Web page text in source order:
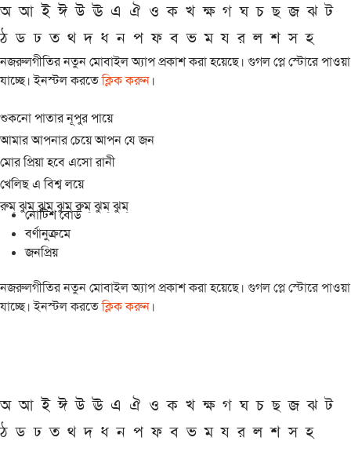
অ আ ই ঈ উ ঊ এ ঐ ও ক খ ক্ষ গ ঘ চ ছ জ ঝ ট
ঠ ড ঢ ত থ দ ধ ন প ফ ব ভ ম য র ল শ স হ
নজরুলগীতির নতুন মোবাইল অ্যাপ প্রকাশ করা হয়েছে। গুগল প্লে স্টোরে পাওয়া
যাচ্ছে। ইনস্টল করতেক্লিক করুন।
শুকনো পাতার নূপুর পায়ে
আমার আপনার চেয়ে আপন যে জন
মোর প্রিয়া হবে এসো রানী
খেলিছ এ বিশ্ব লয়ে
রুম্ ঝুম্ ঝুম্ ঝুম্ রুম্ ঝুম্ ঝুম্
নোটিশ বোর্ড
বর্ণানুক্রমে
জনপ্রিয়
নজরুলগীতির নতুন মোবাইল অ্যাপ প্রকাশ করা হয়েছে। গুগল প্লে স্টোরে পাওয়া
যাচ্ছে। ইনস্টল করতেক্লিক করুন।
অ আ ই ঈ উ ঊ এ ঐ ও ক খ ক্ষ গ ঘ চ ছ জ ঝ ট
ঠ ড ঢ ত থ দ ধ ন প ফ ব ভ ম য র ল শ স হ